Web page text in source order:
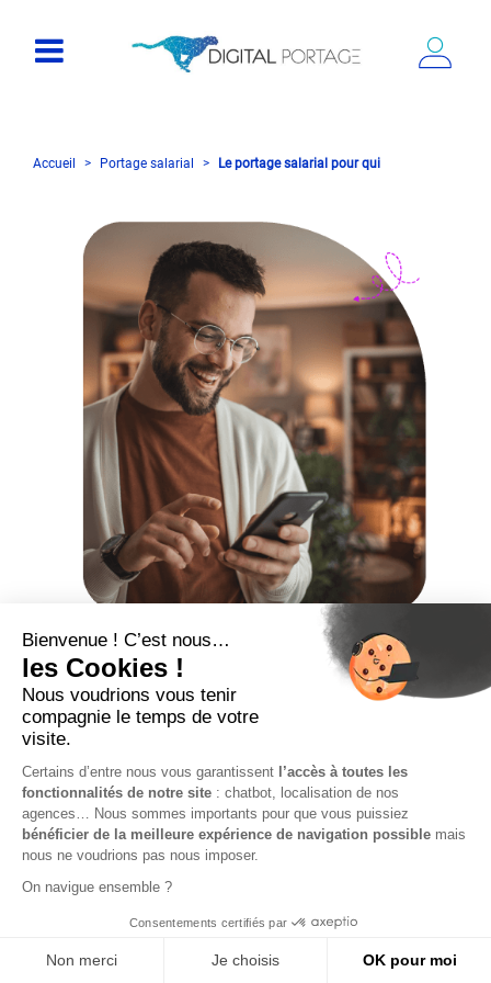
Accueil Portage salarial Le portage salarial pour qui
Le portage salarial
pour qui ?
Vous cherchez quel est le meilleur statut pour exercer
votre activité ?Avez-vous pensé au portage salarial ?
Ce dispositif répond au besoin d’indépendance, de
liberté et de sécurité.
effet de conserver son autonomie tout en bénéficiant
Freelance, autoentrepreneur, jeune retraité, salarié en